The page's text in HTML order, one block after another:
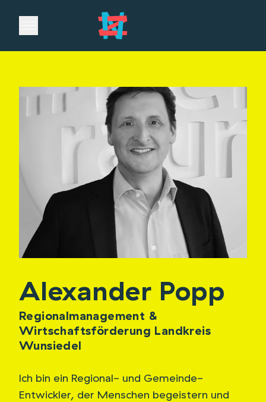
Open main menu
Alexander Popp
Regionalmanagement &
Wirtschaftsförderung Landkreis
Wunsiedel
Ich bin ein Regional- und Gemeinde-
Entwickler, der Menschen begeistern und